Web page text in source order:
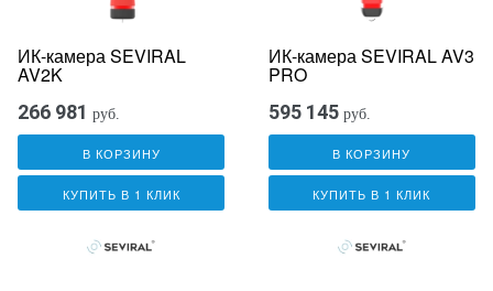
ИК-камера SEVIRAL
AV2K
266 981 руб.
В КОРЗИНУ
КУПИТЬ В 1 КЛИК
ИК-камера SEVIRAL AV3
PRO
595 145 руб.
В КОРЗИНУ
КУПИТЬ В 1 КЛИК